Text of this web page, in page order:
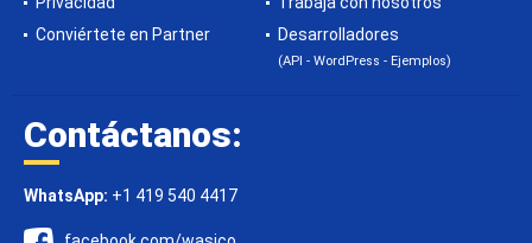
Conviértete en Partner
Desarrolladores
(API - WordPress - Ejemplos)
Contáctanos:
WhatsApp: +1 419 540 4417